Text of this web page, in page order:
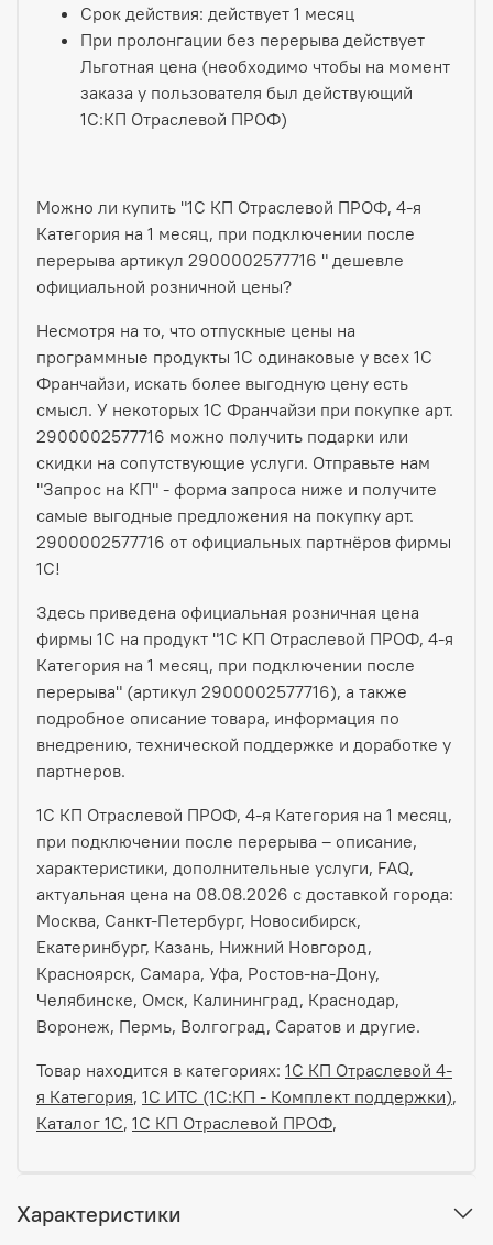
Срок действия: действует 1 месяц
При пролонгации без перерыва действует
Льготная цена (необходимо чтобы на момент
заказа у пользователя был действующий
1С:КП Отраслевой ПРОФ)
Можно ли купить "1С КП Отраслевой ПРОФ, 4-я
Категория на 1 месяц, при подключении после
перерыва артикул 2900002577716 " дешевле
официальной розничной цены?
Несмотря на то, что отпускные цены на
программные продукты 1С одинаковые у всех 1С
Франчайзи, искать более выгодную цену есть
смысл. У некоторых 1С Франчайзи при покупке арт.
2900002577716 можно получить подарки или
скидки на сопутствующие услуги. Отправьте нам
"Запрос на КП" - форма запроса ниже и получите
самые выгодные предложения на покупку арт.
2900002577716 от официальных партнёров фирмы
1С!
Здесь приведена официальная розничная цена
фирмы 1С на продукт "1С КП Отраслевой ПРОФ, 4-я
Категория на 1 месяц, при подключении после
перерыва" (артикул 2900002577716), а также
подробное описание товара, информация по
внедрению, технической поддержке и доработке у
партнеров.
1С КП Отраслевой ПРОФ, 4-я Категория на 1 месяц,
при подключении после перерыва – описание,
характеристики, дополнительные услуги, FAQ,
актуальная цена на 08.08.2026 с доставкой города:
Москва, Санкт-Петербург, Новосибирск,
Екатеринбург, Казань, Нижний Новгород,
Красноярск, Самара, Уфа, Ростов-на-Дону,
Челябинске, Омск, Калининград, Краснодар,
Воронеж, Пермь, Волгоград, Саратов и другие.
Товар находится в категориях: 1С КП Отраслевой 4-
я Категория, 1C ИТС (1С:КП - Комплект поддержки),
Каталог 1С, 1С КП Отраслевой ПРОФ,
Характеристики